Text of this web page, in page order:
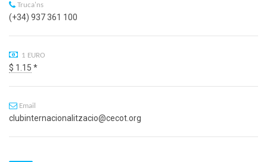
Truca'ns
(+34) 937 361 100
1 EURO
$ 1.15 *
Email
clubinternacionalitzacio@cecot.org